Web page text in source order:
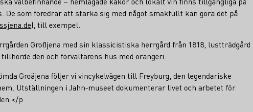
De som föredrar att stärka sig med något smakfullt kan göra det på
), till exempel.
Großjena med sin klassicistiska herrgård från 1818, lustträdgård
den och förvaltarens hus med orangeri.
Groäjena följer vi vincykelvägen till Freyburg, den legendariske
Utställningen i Jahn-museet dokumenterar livet och arbetet för
p